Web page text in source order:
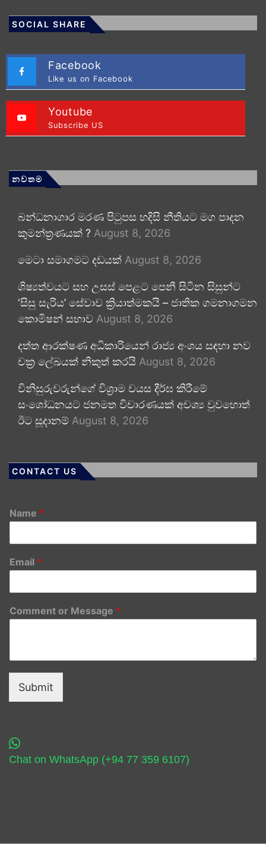
SOCIAL SHARE
Facebook
Like us on Facebook
Youtube
Subscribe US
නවතම
බන්ධනාගාර මරණ පිටුපස හදිසි නීතියට මග පාදන
කුමන්ත්‍රණයක් ? August 8, 2026
මෙටා සමාගමට දඩයක් August 8, 2026
ශිෂ්‍යත්වයට සහ උසස් පෙළට පෙනී සිටින සිසුන්ට
‘සිසු සැරිය’ සේවාව ක්‍රියාත්මකයි – ජාතික ගමනාගමන
කොමිෂන් සභාව August 8, 2026
දත්ත ආරක්ෂණ අධිකාරියෙන් රාජ්‍ය අංශය සඳහා නව
චක්‍ර ලේඛයක් නිකුත් කරයි August 8, 2026
විනිසුරුවරුන්ගේ විශ්‍රාම වයස දීර්ඝ කිරීමේ
සංශෝධනයට ජනමත විචාරණයක් අවශ්‍ය වුවහොත්
ඊට සූදානම් August 8, 2026
CONTACT US
Name *
Email *
Comment or Message *
Submit
Chat on WhatsApp (+94 77 359 6107)